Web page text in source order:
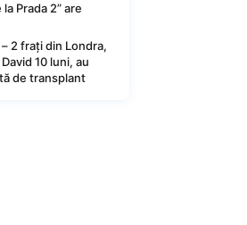
Prada 2” are
2 frați din Londra,
10 luni, au
de transplant